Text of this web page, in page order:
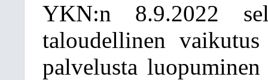
YKN:n 8.9.2022
taloudellinen
palvelusta